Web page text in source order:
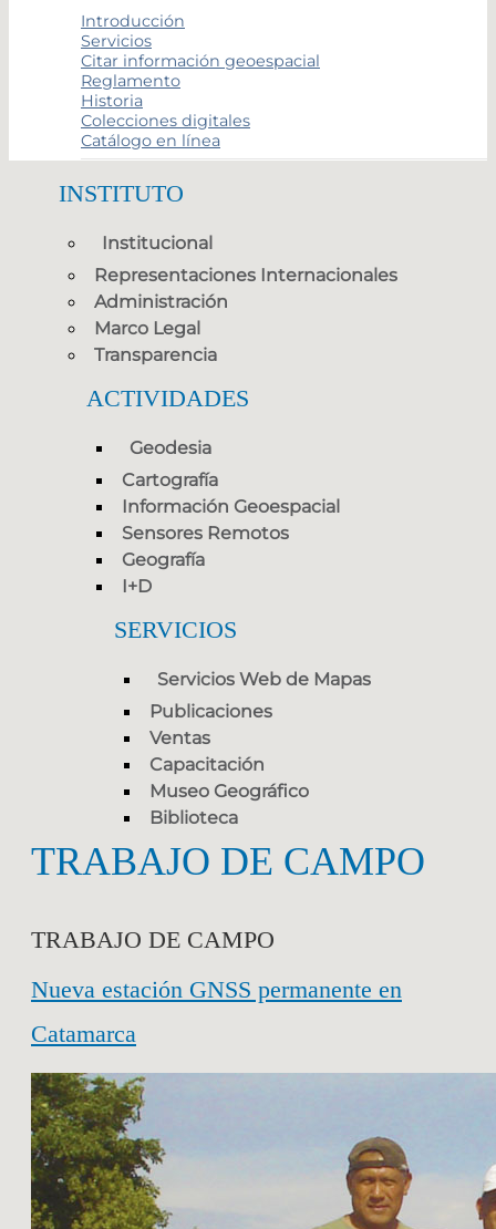
Introducción
Servicios
Citar información geoespacial
Reglamento
Historia
Colecciones digitales
Catálogo en línea
INSTITUTO
Institucional
Representaciones Internacionales
Administración
Marco Legal
Transparencia
ACTIVIDADES
Geodesia
Cartografía
Información Geoespacial
Sensores Remotos
Geografía
I+D
SERVICIOS
Servicios Web de Mapas
Publicaciones
Ventas
Capacitación
Museo Geográfico
Biblioteca
TRABAJO DE CAMPO
TRABAJO DE CAMPO
Nueva estación GNSS permanente en
Catamarca